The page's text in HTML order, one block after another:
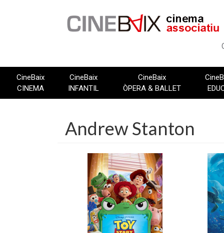
CineBaix
CINEMA
CineBaix
INFANTIL
CineBaix
ÒPERA & BALLET
Andrew Stanton